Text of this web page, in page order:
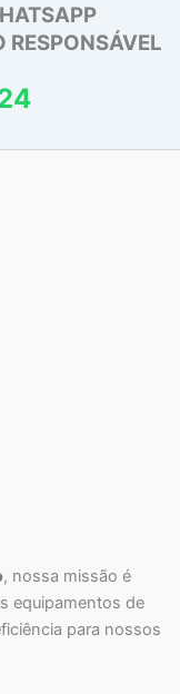
RESPONSÁVEL
, nossa missão é
equipamentos de
para nossos